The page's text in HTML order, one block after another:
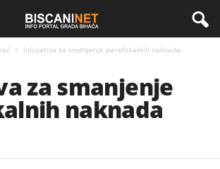
Inicijativa za smanjenje parafiskalnih naknada
za smanjenje
naknada